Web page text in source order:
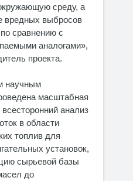
среду, а
вредных выбросов
сравнению с
аналогами»,
проекта.
научным
масштабная
анализ
в области
топлив для
установок,
сырьевой базы
до